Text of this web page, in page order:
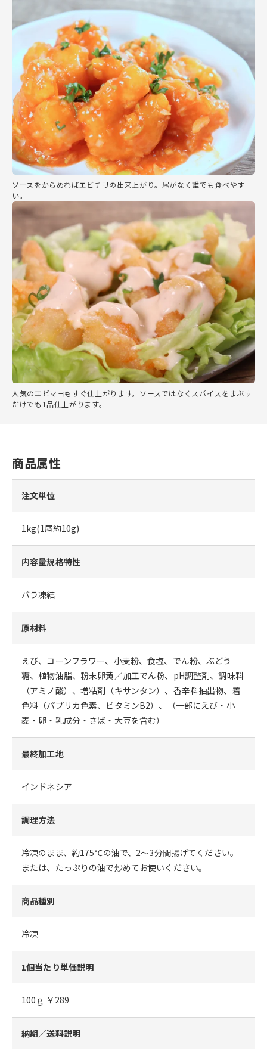
ソースをからめればエビチリの出来上がり。尾がなく誰でも食べやす
い。
人気のエビマヨもすぐ仕上がります。ソースではなくスパイスをまぶす
だけでも1品仕上がります。
商品属性
注文単位
1kg(1尾約10g)
内容量規格特性
バラ凍結
原材料
えび、コーンフラワー、小麦粉、食塩、でん粉、ぶどう
糖、植物油脂、粉末卵黄／加工でん粉、pH調整剤、調味料
（アミノ酸）、増粘剤（キサンタン）、香辛料抽出物、着
色料（パプリカ色素、ビタミンB2）、（一部にえび・小
麦・卵・乳成分・さば・大豆を含む）
最終加工地
インドネシア
調理方法
冷凍のまま、約175℃の油で、2～3分間揚げてください。
または、たっぷりの油で炒めてお使いください。
商品種別
冷凍
1個当たり単価説明
100ｇ ￥289
納期／送料説明